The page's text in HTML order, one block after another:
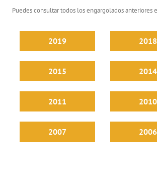
Puedes consultar todos los engargolados anteriores
2019 2018
2015 2014
2011 2010
2007 2006